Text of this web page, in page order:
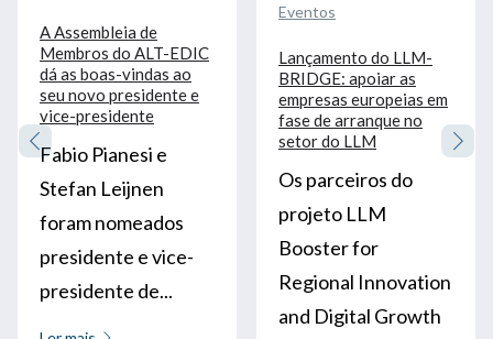
A Assembleia de
Membros do ALT-EDIC
dá as boas-vindas ao
seu novo presidente e
vice-presidente
Fabio Pianesi e
Stefan Leijnen
foram nomeados
presidente e vice-
presidente de...
Eventos
Lançamento do LLM-
BRIDGE: apoiar as
empresas europeias em
fase de arranque no
setor do LLM
Os parceiros do
projeto LLM
Booster for
Regional Innovation
and Digital Growth